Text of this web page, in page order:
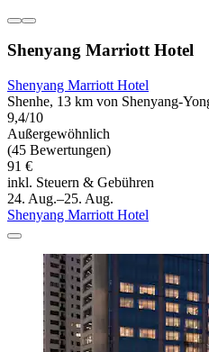
Shenyang Marriott Hotel
Shenyang Marriott Hotel
Shenhe, 13 km von Shenyang-
9,4/10
Außergewöhnlich
(45 Bewertungen)
91 €
inkl. Steuern & Gebühren
24. Aug.–25. Aug.
Shenyang Marriott Hotel